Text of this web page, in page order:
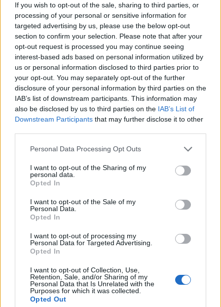
If you wish to opt-out of the sale, sharing to third parties, or
processing of your personal or sensitive information for
targeted advertising by us, please use the below opt-out
section to confirm your selection. Please note that after your
opt-out request is processed you may continue seeing
interest-based ads based on personal information utilized by
us or personal information disclosed to third parties prior to
your opt-out. You may separately opt-out of the further
disclosure of your personal information by third parties on the
IAB’s list of downstream participants. This information may
also be disclosed by us to third parties on the IAB’s List of
Downstream Participants that may further disclose it to other
Personal Data Processing Opt Outs
I want to opt-out of the Sharing of my
personal data.
Opted In
I want to opt-out of the Sale of my
Personal Data.
Opted In
I want to opt-out of processing my
Personal Data for Targeted Advertising.
Opted In
I want to opt-out of Collection, Use,
Retention, Sale, and/or Sharing of my
Personal Data that Is Unrelated with the
Purposes for which it was collected.
Opted Out
Ξυρίστηκες και
κόπηκες; Ιδού το
το αίμα!
Αιμορροΐδες σε
έξαρση: Τι να
προσέξετε για να
ανακουφιστείτε
άμεσα!